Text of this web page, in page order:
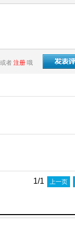
或者 注册 哦
1/1 上一页